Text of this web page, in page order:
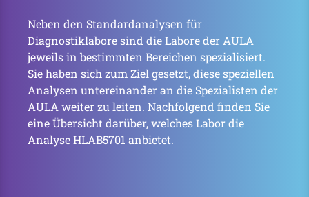
Neben den Standardanalysen für
Diagnostiklabore sind die Labore der AULA
jeweils in bestimmten Bereichen spezialisiert.
Sie haben sich zum Ziel gesetzt, diese speziellen
Analysen untereinander an die Spezialisten der
AULA weiter zu leiten. Nachfolgend finden Sie
eine Übersicht darüber, welches Labor die
Analyse HLAB5701 anbietet.